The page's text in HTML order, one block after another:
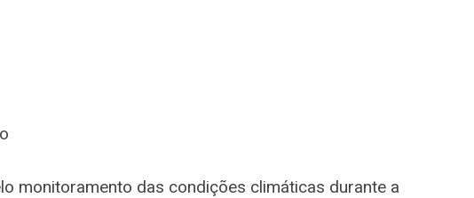
monitoramento das condições climáticas durante a